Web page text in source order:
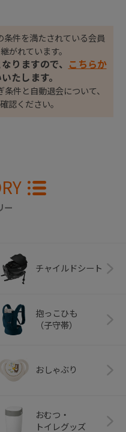
条件を満たされている会員
がれています。
りますので、
こちらか
たします。
件と自動退会について、
認ください。
ー
チャイルドシート
抱っこひも
（子守帯）
おしゃぶり
おむつ・
トイレグッズ